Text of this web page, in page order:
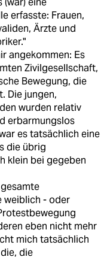
erfasste: Frauen,
Ärzte und
angekommen: Es
Zivilgesellschaft,
Bewegung, die
Die jungen,
wurden relativ
erbarmungslos
es tatsächlich eine
die übrig
klein bei gegeben
weiblich - oder
eben nicht mehr
mich tatsächlich
die